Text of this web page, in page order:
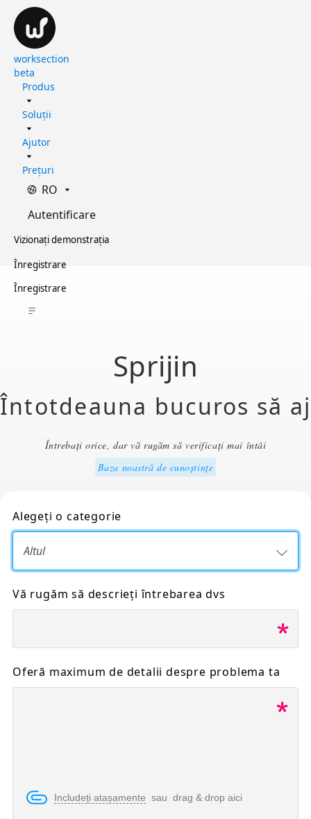
worksection
beta
Produs
Soluții
Ajutor
Prețuri
RO
Autentificare
Vizionați demonstrația
Înregistrare
Înregistrare
Sprijin
Întotdeauna bucuros să
Întrebați orice, dar vă rugăm să verificați mai întâi
Baza noastră de cunoștințe
Alegeți o categorie
Vă rugăm să descrieți întrebarea dvs
Oferă maximum de detalii despre problema ta
Includeți atașamente sau drag & drop aici